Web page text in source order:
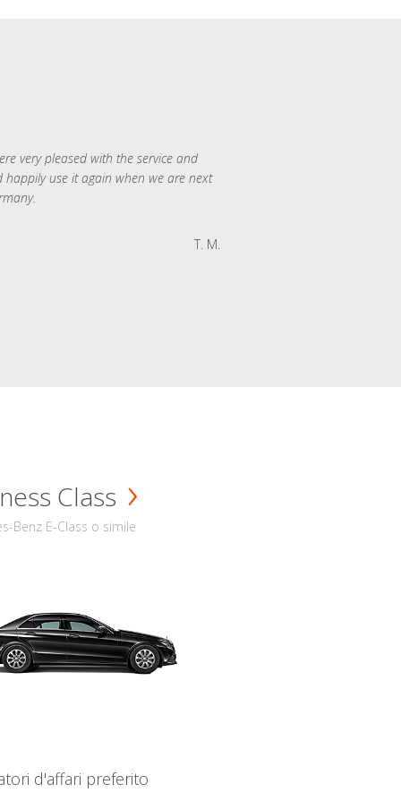
very pleased with the service and
happily use it again when we are next
T. M.
Class
Benz E-Class o simile
d'affari preferito